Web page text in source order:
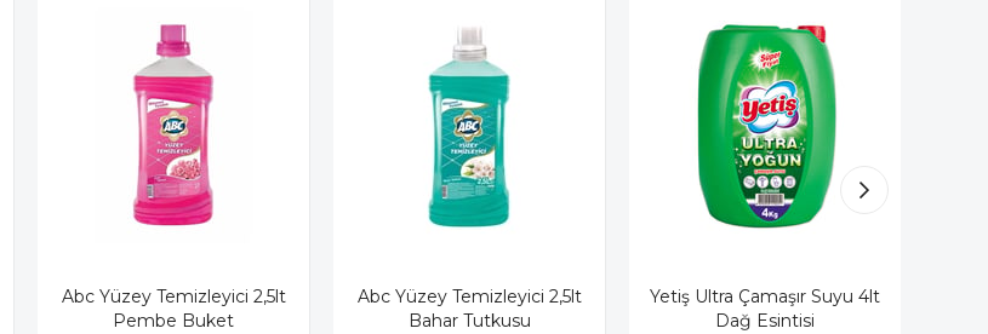
Abc Yüzey Temizleyici 2,5lt
Pembe Buket
Abc Yüzey Temizleyici 2,5lt
Bahar Tutkusu
Yetiş Ultra Çamaşır Suyu 4lt
Dağ Esintisi